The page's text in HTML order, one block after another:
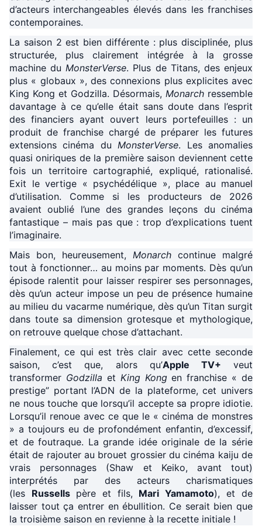
d’acteurs interchangeables élevés dans les franchises
contemporaines.
La saison 2 est bien différente : plus disciplinée, plus
structurée, plus clairement intégrée à la grosse
machine du MonsterVerse. Plus de Titans, des enjeux
plus « globaux », des connexions plus explicites avec
King Kong et Godzilla. Désormais, Monarch ressemble
davantage à ce qu’elle était sans doute dans l’esprit
des financiers ayant ouvert leurs portefeuilles : un
produit de franchise chargé de préparer les futures
extensions cinéma du MonsterVerse. Les anomalies
quasi oniriques de la première saison deviennent cette
fois un territoire cartographié, expliqué, rationalisé.
Exit le vertige « psychédélique », place au manuel
d’utilisation. Comme si les producteurs de 2026
avaient oublié l’une des grandes leçons du cinéma
fantastique – mais pas que : trop d’explications tuent
l’imaginaire.
Mais bon, heureusement, Monarch continue malgré
tout à fonctionner… au moins par moments. Dès qu’un
épisode ralentit pour laisser respirer ses personnages,
dès qu’un acteur impose un peu de présence humaine
au milieu du vacarme numérique, dès qu’un Titan surgit
dans toute sa dimension grotesque et mythologique,
on retrouve quelque chose d’attachant.
Finalement, ce qui est très clair avec cette seconde
saison, c’est que, alors qu’Apple TV+
veut
transformer Godzilla et King Kong en franchise « de
prestige” portant l’ADN de la plateforme, cet univers
ne nous touche que lorsqu’il accepte sa propre idiotie.
Lorsqu’il renoue avec ce que le « cinéma de monstres
» a toujours eu de profondément enfantin, d’excessif,
et de foutraque. La grande idée originale de la série
était de rajouter au brouet grossier du cinéma kaiju de
vrais personnages (Shaw et Keiko, avant tout)
interprétés par des acteurs charismatiques
(les Russells père et fils, Mari Yamamoto), et de
laisser tout ça entrer en ébullition. Ce serait bien que
la troisième saison en revienne à la recette initiale !